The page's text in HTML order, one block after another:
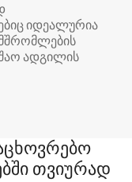
იდეალურია
ადგილის
თვიურად